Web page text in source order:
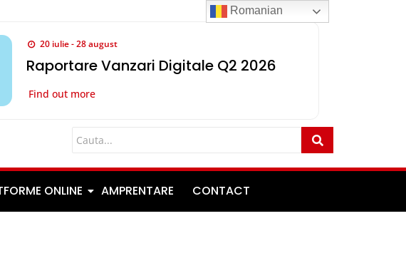
20 iulie - 28 august
Raportare Vanzari Digitale Q2 2026
Find out more
ONLINE AMPRENTARE CONTACT
Romanian